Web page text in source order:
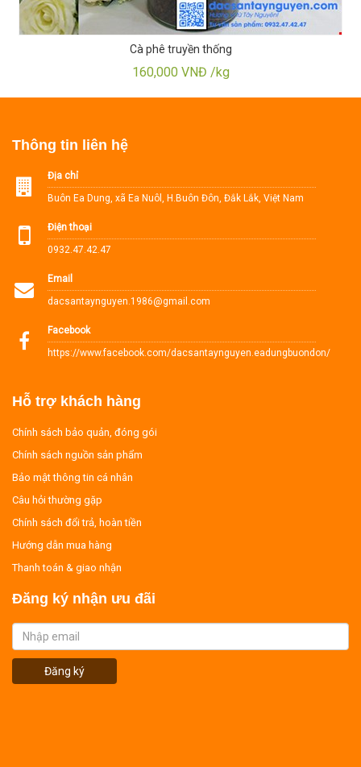
Cà phê truyền thống
160,000 VNĐ /kg
Thông tin liên hệ
Địa chỉ
Buôn Ea Dung, xã Ea Nuôl, H.Buôn Đôn, Đắk Lắk, Việt Nam
Điện thoại
0932.47.42.47
Email
dacsantaynguyen.1986@gmail.com
Facebook
https://www.facebook.com/dacsantaynguyen.eadungbuondon/
Hỗ trợ khách hàng
Chính sách bảo quản, đóng gói
Chính sách nguồn sản phẩm
Bảo mật thông tin cá nhân
Câu hỏi thường gặp
Chính sách đổi trả, hoàn tiền
Hướng dẫn mua hàng
Thanh toán & giao nhận
Đăng ký nhận ưu đãi
Đăng ký